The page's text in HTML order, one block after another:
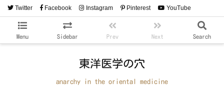
Menu Sidebar Prev Next Search
Twitter Facebook Instagram Pinterest YouTube
RSS
東洋医学の穴
anarchy in the oriental medicine